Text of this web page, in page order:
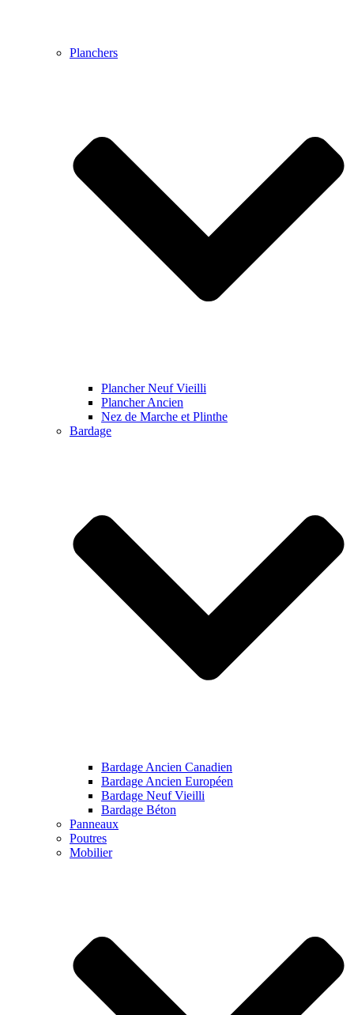
Planchers
Plancher Neuf Vieilli
Plancher Ancien
Nez de Marche et Plinthe
Bardage
Bardage Ancien Canadien
Bardage Ancien Européen
Bardage Neuf Vieilli
Bardage Béton
Panneaux
Poutres
Mobilier